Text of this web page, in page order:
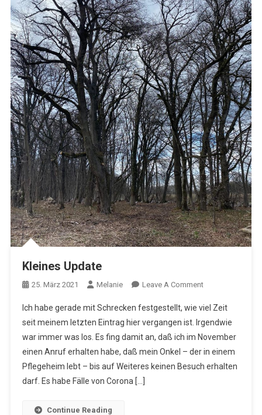
Kleines Update
25. März 2021 Melanie Leave A CommentOn
Update
Ich habe gerade mit Schrecken festgestellt, wie viel Zeit
seit meinem letzten Eintrag hier vergangen ist. Irgendwie
war immer was los. Es fing damit an, daß ich im November
einen Anruf erhalten habe, daß mein Onkel – der in einem
Pflegeheim lebt – bis auf Weiteres keinen Besuch erhalten
darf. Es habe Fälle von Corona […]
Continue Reading